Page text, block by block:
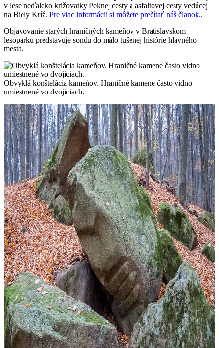
v lese neďaleko križovatky Peknej cesty a asfaltovej cesty vedúcej
na Biely Kríž. Pre viac informácii si môžete prečítať náš članok..
Objavovanie starých hraničných kameňov v Bratislavskom
lesoparku predstavuje sondu do málo tušenej histórie hlavného
mesta.
Obvyklá konštelácia kameňov. Hraničné kamene často vidno
umiestnené vo dvojiciach.